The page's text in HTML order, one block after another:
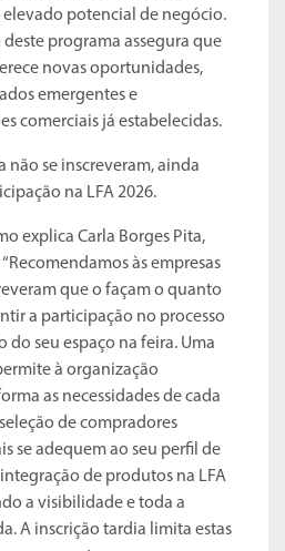
potencial de negócio.
programa assegura que
novas oportunidades,
emergentes e
comerciais já estabelecidas.
não se inscreveram, ainda
na LFA 2026.
explica Carla Borges Pita,
às empresas
que o façam o quanto
a participação no processo
do seu espaço na feira. Uma
à organização
as necessidades de cada
de compradores
se adequem ao seu perfil de
de produtos na LFA
a visibilidade e toda a
A inscrição tardia limita estas